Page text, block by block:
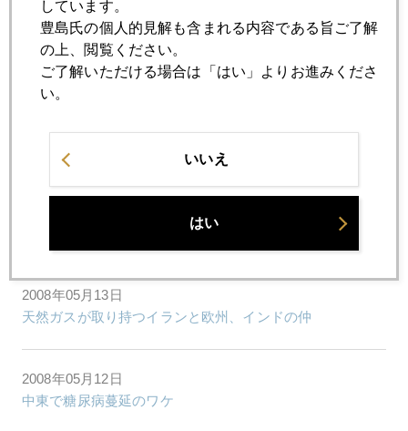
2008年05月19日
９００ドルへの静かな反騰
海外に農地を求める資源獲得競争
2008年05月13日
天然ガスが取り持つイランと欧州、インドの仲
2008年05月12日
中東で糖尿病蔓延のワケ
しています。
豊島氏の個人的見解も含まれる内容である旨ご了解
の上、閲覧ください。
ご了解いただける場合は「はい」よりお進みくださ
い。
いいえ
はい